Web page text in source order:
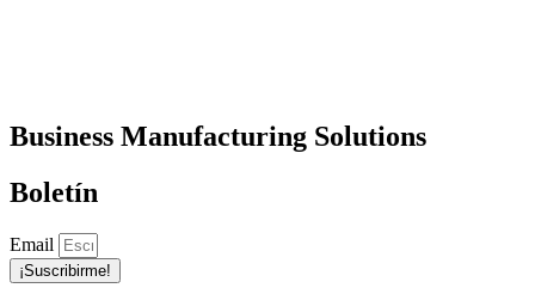
Business Manufacturing Solutions
Boletín
Email
¡Suscribirme!